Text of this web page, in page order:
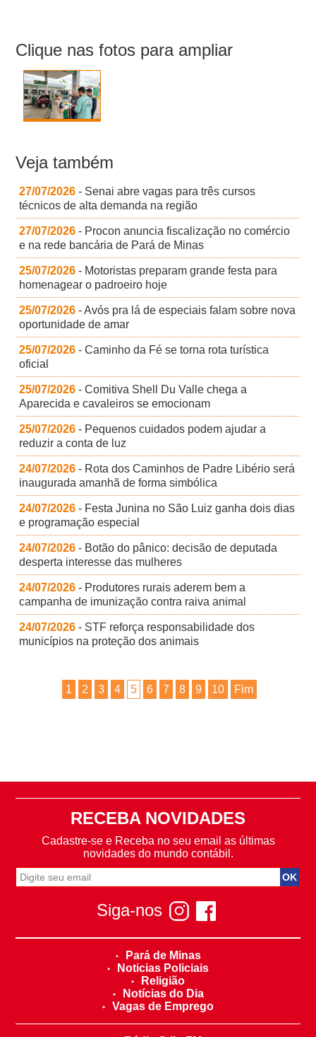
Clique nas fotos para ampliar
Veja também
27/07/2026 - Senai abre vagas para três cursos
técnicos de alta demanda na região
27/07/2026 - Procon anuncia fiscalização no comércio
e na rede bancária de Pará de Minas
25/07/2026 - Motoristas preparam grande festa para
homenagear o padroeiro hoje
25/07/2026 - Avós pra lá de especiais falam sobre nova
oportunidade de amar
25/07/2026 - Caminho da Fé se torna rota turística
oficial
25/07/2026 - Comitiva Shell Du Valle chega a
Aparecida e cavaleiros se emocionam
25/07/2026 - Pequenos cuidados podem ajudar a
reduzir a conta de luz
24/07/2026 - Rota dos Caminhos de Padre Libério será
inaugurada amanhã de forma simbólica
24/07/2026 - Festa Junina no São Luiz ganha dois dias
e programação especial
24/07/2026 - Botão do pânico: decisão de deputada
desperta interesse das mulheres
24/07/2026 - Produtores rurais aderem bem a
campanha de imunização contra raiva animal
24/07/2026 - STF reforça responsabilidade dos
municípios na proteção dos animais
1 2 3 4 5 6 7 8 9 10 Fim
RECEBA NOVIDADES
Cadastre-se e Receba no seu email as últimas
novidades do mundo contábil.
Siga-nos
Pará de Minas
Noticias Policiais
Religião
Notícias do Dia
Vagas de Emprego